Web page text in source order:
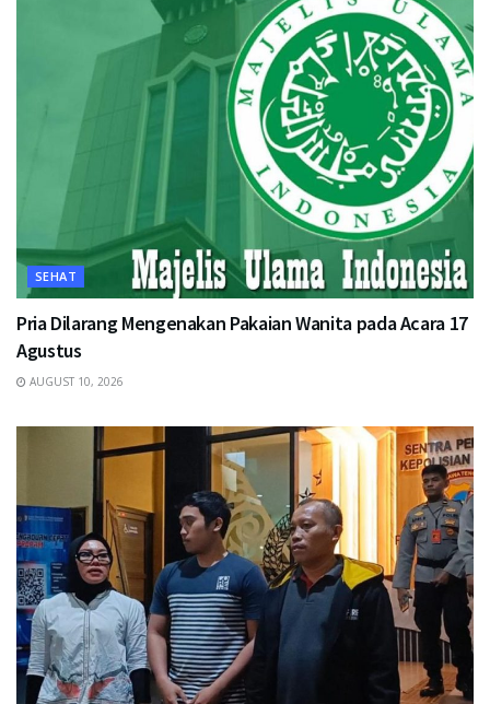
SEHAT
Pria Dilarang Mengenakan Pakaian Wanita pada Acara 17
Agustus
AUGUST 10, 2026